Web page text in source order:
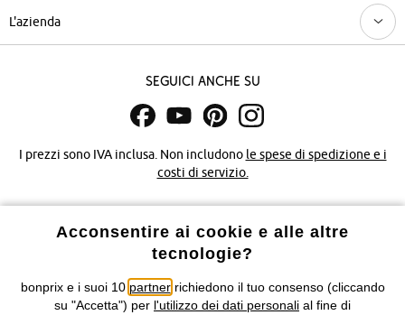
L'azienda
Seguici anche su
I prezzi sono IVA inclusa. Non includono le spese di spedizione e i
costi di servizio.
Informativa privacy e cookie Gestione dei cookie
Informazioni legali Diritto di recesso
Acconsentire ai cookie e alle altre
tecnologie?
bonprix e i suoi 10 partnerrichiedono il tuo consenso (cliccando
su "Accetta") per l'utilizzo dei dati personali al fine di